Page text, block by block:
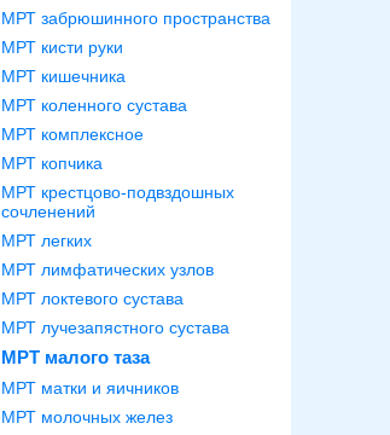
МРТ забрюшинного пространства
МРТ кисти руки
МРТ кишечника
МРТ коленного сустава
МРТ комплексное
МРТ копчика
МРТ крестцово-подвздошных
сочленений
МРТ легких
МРТ лимфатических узлов
МРТ локтевого сустава
МРТ лучезапястного сустава
МРТ малого таза
МРТ матки и яичников
МРТ молочных желез